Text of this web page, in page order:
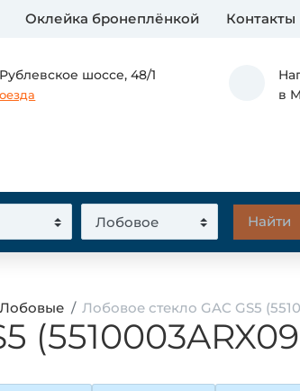
Оклейка бронеплёнкой Контакты
Рублевское шоссе, 48/1
в
Лобовые Лобовое стекло GAC GS5